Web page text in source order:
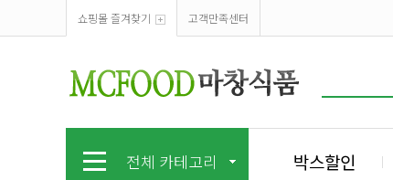
쇼핑몰 즐겨찾기 고객만족센터
전체 카테고리 박스할인